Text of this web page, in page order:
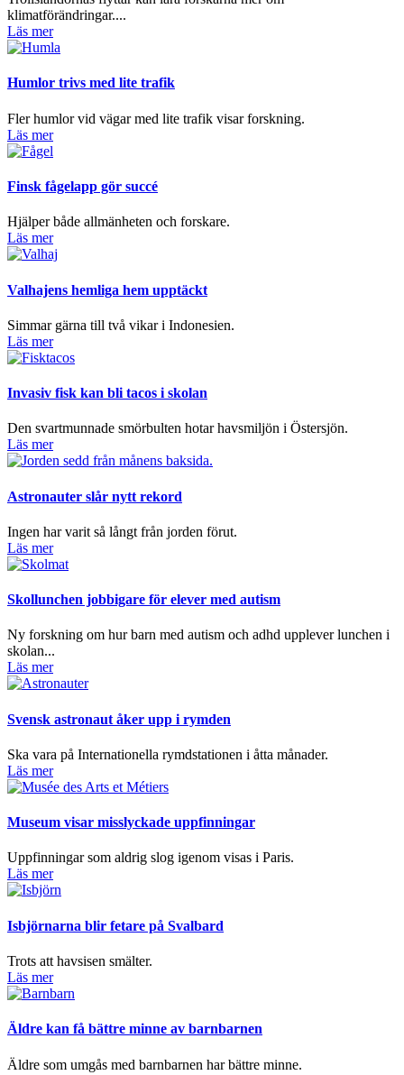
klimatförändringar....
Läs mer
Humlor trivs med lite trafik
Fler humlor vid vägar med lite trafik visar forskning.
Läs mer
Finsk fågelapp gör succé
Hjälper både allmänheten och forskare.
Läs mer
Valhajens hemliga hem upptäckt
Simmar gärna till två vikar i Indonesien.
Läs mer
Invasiv fisk kan bli tacos i skolan
Den svartmunnade smörbulten hotar havsmiljön i Östersjön.
Läs mer
Astronauter slår nytt rekord
Ingen har varit så långt från jorden förut.
Läs mer
Skollunchen jobbigare för elever med autism
Ny forskning om hur barn med autism och adhd upplever lunchen i
skolan...
Läs mer
Svensk astronaut åker upp i rymden
Ska vara på Internationella rymdstationen i åtta månader.
Läs mer
Museum visar misslyckade uppfinningar
Uppfinningar som aldrig slog igenom visas i Paris.
Läs mer
Isbjörnarna blir fetare på Svalbard
Trots att havsisen smälter.
Läs mer
Äldre kan få bättre minne av barnbarnen
Äldre som umgås med barnbarnen har bättre minne.